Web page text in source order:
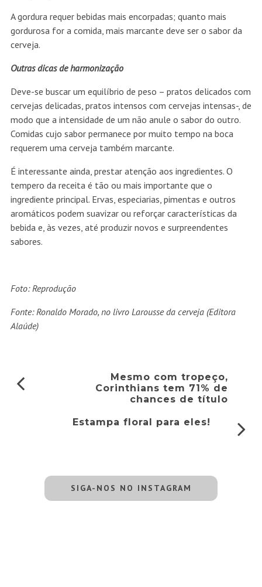
A gordura requer bebidas mais encorpadas; quanto mais
gordurosa for a comida, mais marcante deve ser o sabor da
cerveja.
Outras dicas de harmonização
Deve-se buscar um equilíbrio de peso – pratos delicados com
cervejas delicadas, pratos intensos com cervejas intensas-, de
modo que a intensidade de um não anule o sabor do outro.
Comidas cujo sabor permanece por muito tempo na boca
requerem uma cerveja também marcante.
É interessante ainda, prestar atenção aos ingredientes. O
tempero da receita é tão ou mais importante que o
ingrediente principal. Ervas, especiarias, pimentas e outros
aromáticos podem suavizar ou reforçar características da
bebida e, às vezes, até produzir novos e surpreendentes
sabores.
Foto: Reprodução
Fonte: Ronaldo Morado, no livro Larousse da cerveja (Editora
Alaúde)
Mesmo com tropeço,
Corinthians tem 71% de
chances de título
Estampa floral para eles!
SIGA-NOS NO INSTAGRAM